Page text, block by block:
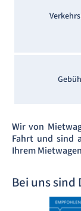
Wir von
Fahrt und sind
Ihrem
Bei uns sind